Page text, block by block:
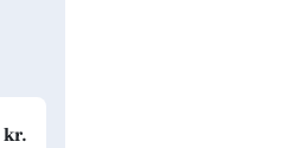
kr.